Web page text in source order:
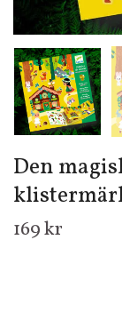
Den
169 kr